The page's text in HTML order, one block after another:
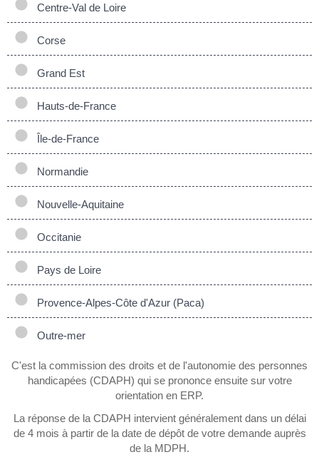
Centre-Val de Loire
Corse
Grand Est
Hauts-de-France
Île-de-France
Normandie
Nouvelle-Aquitaine
Occitanie
Pays de Loire
Provence-Alpes-Côte d'Azur (Paca)
Outre-mer
C'est la commission des droits et de l'autonomie des personnes
handicapées (CDAPH) qui se prononce ensuite sur votre
orientation en ERP.
La réponse de la CDAPH intervient généralement dans un délai
de 4 mois à partir de la date de dépôt de votre demande auprès
de la MDPH.